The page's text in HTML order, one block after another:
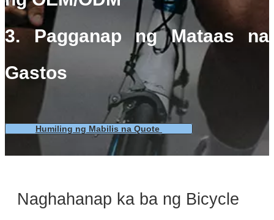
3. Pagganap ng Mataas na
Gastos
Humiling ng Mabilis na Quote
Naghahanap ka ba ng Bicycle